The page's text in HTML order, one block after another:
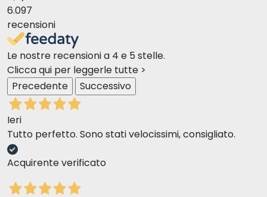
6.097
recensioni
Le nostre recensioni a 4 e 5 stelle.
Clicca qui per leggerle tutte >
Precedente
Successivo
Ieri
Tutto perfetto. Sono stati velocissimi, consigliato.
Acquirente verificato